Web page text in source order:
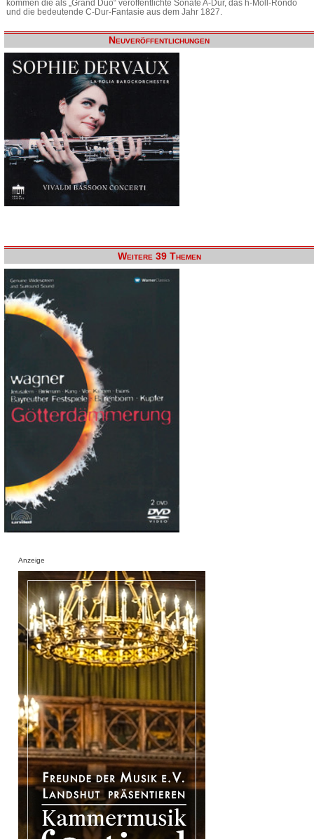
kommen die als „Grand Duo“ veröffentlichte Sonate A-Dur, das h-Moll-Rondo
und die bedeutende C-Dur-Fantasie aus dem Jahr 1827.
Neuveröffentlichungen
Weitere 39 Themen
Anzeige